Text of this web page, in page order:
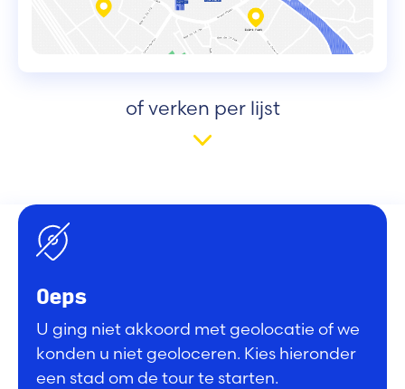
of verken per lijst
Oeps
U ging niet akkoord met geolocatie of we
konden u niet geoloceren. Kies hieronder
een stad om de tour te starten.